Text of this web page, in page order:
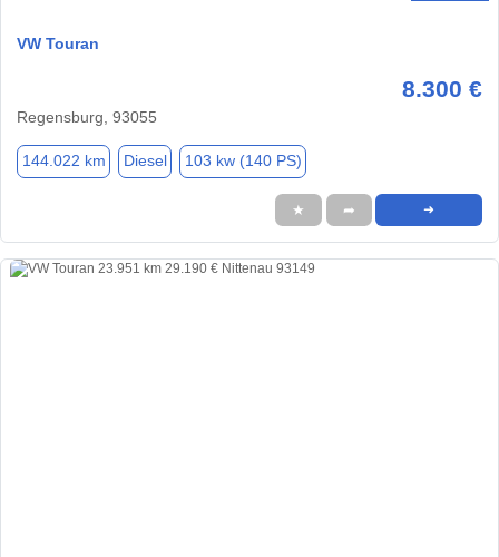
VW Touran
8.300 €
Regensburg, 93055
144.022 km Diesel 103 kw (140 PS)
★ ➦ ➜